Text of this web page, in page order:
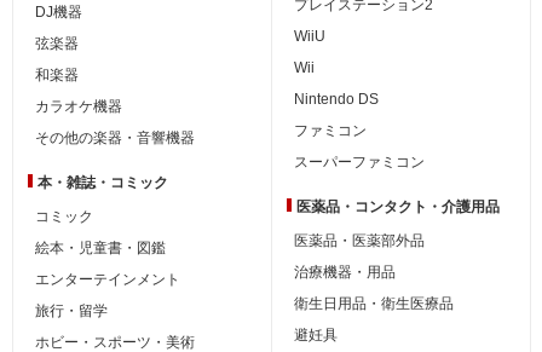
DJ機器
弦楽器
和楽器
カラオケ機器
その他の楽器・音響機器
本・雑誌・コミック
コミック
絵本・児童書・図鑑
エンターテインメント
旅行・留学
ホビー・スポーツ・美術
プレイステーション2
WiiU
Wii
Nintendo DS
ファミコン
スーパーファミコン
医薬品・コンタクト・介護用品
医薬品・医薬部外品
治療機器・用品
衛生日用品・衛生医療品
避妊具